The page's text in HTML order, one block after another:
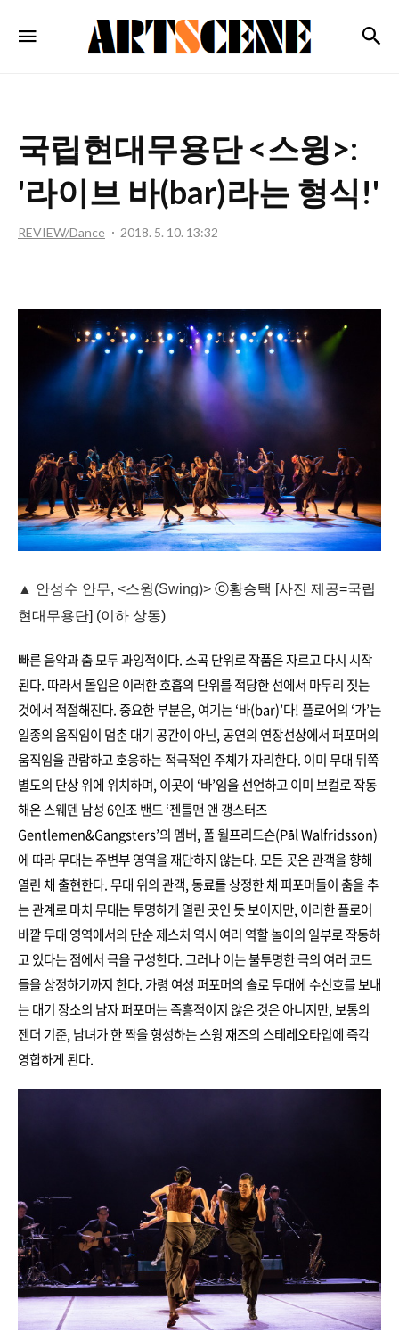
ARTSCENE
국립현대무용단 <스윙>:
'라이브 바(bar)라는 형식!'
REVIEW/Dance 2018. 5. 10. 13:32
▲ 안성수 안무, <스윙(Swing)> ⓒ황승택 [사진 제공=국립
현대무용단] (이하 상동)
빠른 음악과 춤 모두 과잉적이다. 소곡 단위로 작품은 자르고 다시 시작
된다. 따라서 몰입은 이러한 호흡의 단위를 적당한 선에서 마무리 짓는
것에서 적절해진다. 중요한 부분은, 여기는 ‘바(bar)’다! 플로어의 ‘가’는
일종의 움직임이 멈춘 대기 공간이 아닌, 공연의 연장선상에서 퍼포머의
움직임을 관람하고 호응하는 적극적인 주체가 자리한다. 이미 무대 뒤쪽
별도의 단상 위에 위치하며, 이곳이 ‘바’임을 선언하고 이미 보컬로 작동
해온 스웨덴 남성 6인조 밴드 ‘젠틀맨 앤 갱스터즈
Gentlemen&Gangsters’의 멤버, 폴 월프리드슨(Pål Walfridsson)
에 따라 무대는 주변부 영역을 재단하지 않는다. 모든 곳은 관객을 향해
열린 채 출현한다. 무대 위의 관객, 동료를 상정한 채 퍼포머들이 춤을 추
는 관계로 마치 무대는 투명하게 열린 곳인 듯 보이지만, 이러한 플로어
바깥 무대 영역에서의 단순 제스처 역시 여러 역할 놀이의 일부로 작동하
고 있다는 점에서 극을 구성한다. 그러나 이는 불투명한 극의 여러 코드
들을 상정하기까지 한다. 가령 여성 퍼포머의 솔로 무대에 수신호를 보내
는 대기 장소의 남자 퍼포머는 즉흥적이지 않은 것은 아니지만, 보통의
젠더 기준, 남녀가 한 짝을 형성하는 스윙 재즈의 스테레오타입에 즉각
영합하게 된다.